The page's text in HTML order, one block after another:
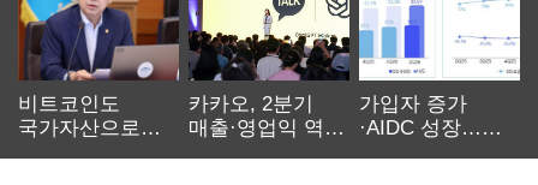
비트코인도
국가자산으로…'
카카오, 2분기
매출·영업익 역대
가입자 증가
·AIDC 성장…